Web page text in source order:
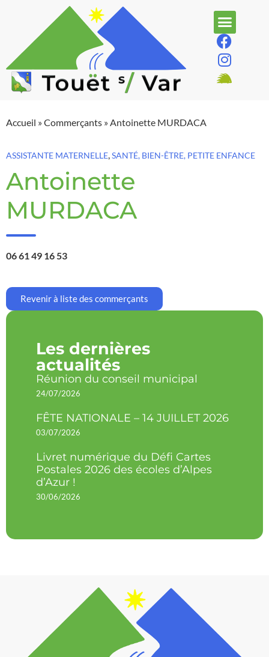
Accueil »Commerçants » Antoinette MURDACA
ASSISTANTE MATERNELLE SANTÉ, BIEN-ÊTRE, PETITE ENFANCE
Antoinette
MURDACA
06 61 49 16 53
Revenir à liste des commerçants
Les dernières
actualités
Réunion du conseil municipal
24/07/2026
FÊTE NATIONALE – 14 JUILLET 2026
03/07/2026
Livret numérique du Défi Cartes
Postales 2026 des écoles d’Alpes
d’Azur !
30/06/2026